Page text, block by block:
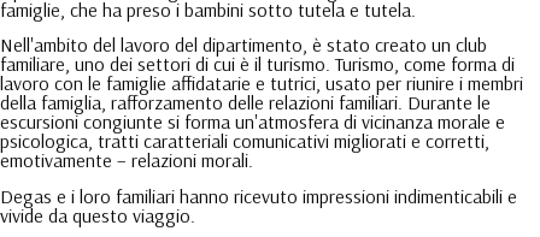
famiglie, che ha preso i bambini sotto tutela e tutela.
Nell'ambito del lavoro del dipartimento, è stato creato un club
familiare, uno dei settori di cui è il turismo. Turismo, come forma di
lavoro con le famiglie affidatarie e tutrici, usato per riunire i membri
della famiglia, rafforzamento delle relazioni familiari. Durante le
escursioni congiunte si forma un'atmosfera di vicinanza morale e
psicologica, tratti caratteriali comunicativi migliorati e corretti,
emotivamente – relazioni morali.
Degas e i loro familiari hanno ricevuto impressioni indimenticabili e
vivide da questo viaggio.